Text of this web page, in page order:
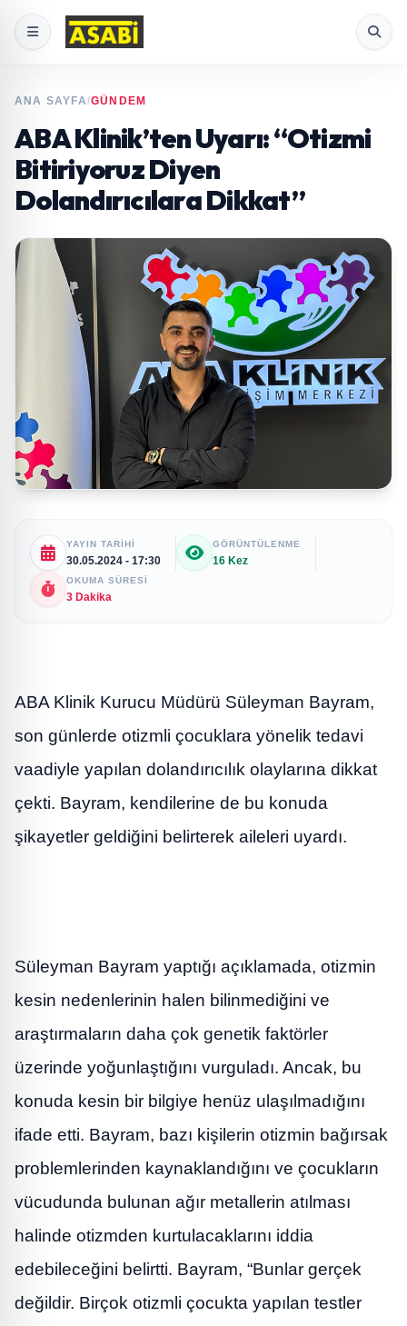
ANA SAYFA/GÜNDEM
ABA Klinik’ten Uyarı: “Otizmi
Bitiriyoruz Diyen
Dolandırıcılara Dikkat”
YAYIN TARIHI
30.05.2024 - 17:30
GÖRÜNTÜLENME
16 Kez
OKUMA SÜRESI
3 Dakika
ABA Klinik Kurucu Müdürü Süleyman Bayram,
son günlerde otizmli çocuklara yönelik tedavi
vaadiyle yapılan dolandırıcılık olaylarına dikkat
çekti. Bayram, kendilerine de bu konuda
şikayetler geldiğini belirterek aileleri uyardı.
Süleyman Bayram yaptığı açıklamada, otizmin
kesin nedenlerinin halen bilinmediğini ve
araştırmaların daha çok genetik faktörler
üzerinde yoğunlaştığını vurguladı. Ancak, bu
konuda kesin bir bilgiye henüz ulaşılmadığını
ifade etti. Bayram, bazı kişilerin otizmin bağırsak
problemlerinden kaynaklandığını ve çocukların
vücudunda bulunan ağır metallerin atılması
halinde otizmden kurtulacaklarını iddia
edebileceğini belirtti. Bayram, “Bunlar gerçek
değildir. Birçok otizmli çocukta yapılan testler